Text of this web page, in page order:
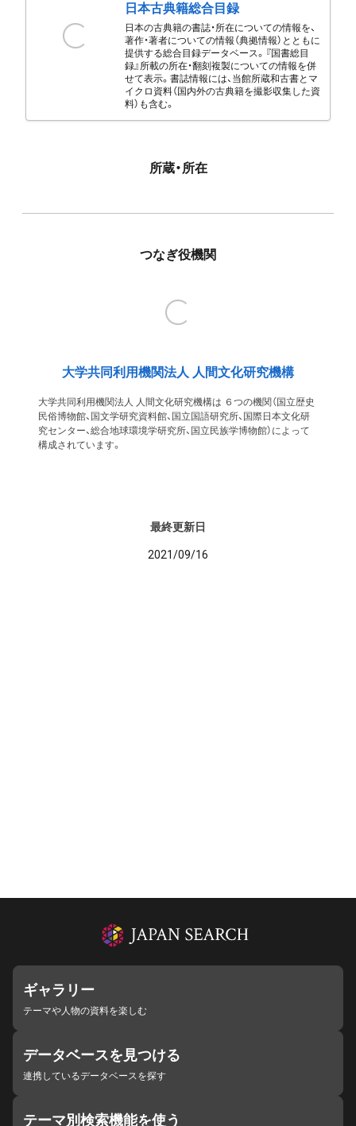
日本古典籍総合目録
日本の古典籍の書誌・所在についての情報を、
著作・著者についての情報（典拠情報）とともに
提供する総合目録データベース。『国書総目
録』所載の所在・翻刻複製についての情報を併
せて表示。書誌情報には、当館所蔵和古書とマ
イクロ資料（国内外の古典籍を撮影収集した資
料）も含む。
所蔵・所在
つなぎ役機関
大学共同利用機関法人 人間文化研究機構
大学共同利用機関法人 人間文化研究機構は ６つの機関（国立歴史
民俗博物館、国文学研究資料館、国立国語研究所、国際日本文化研
究センター、総合地球環境学研究所、国立民族学博物館）によって
構成されています。
最終更新日
2021/09/16
ギャラリー
テーマや人物の資料を楽しむ
データベースを見つける
連携しているデータベースを探す
テーマ別検索機能を使う